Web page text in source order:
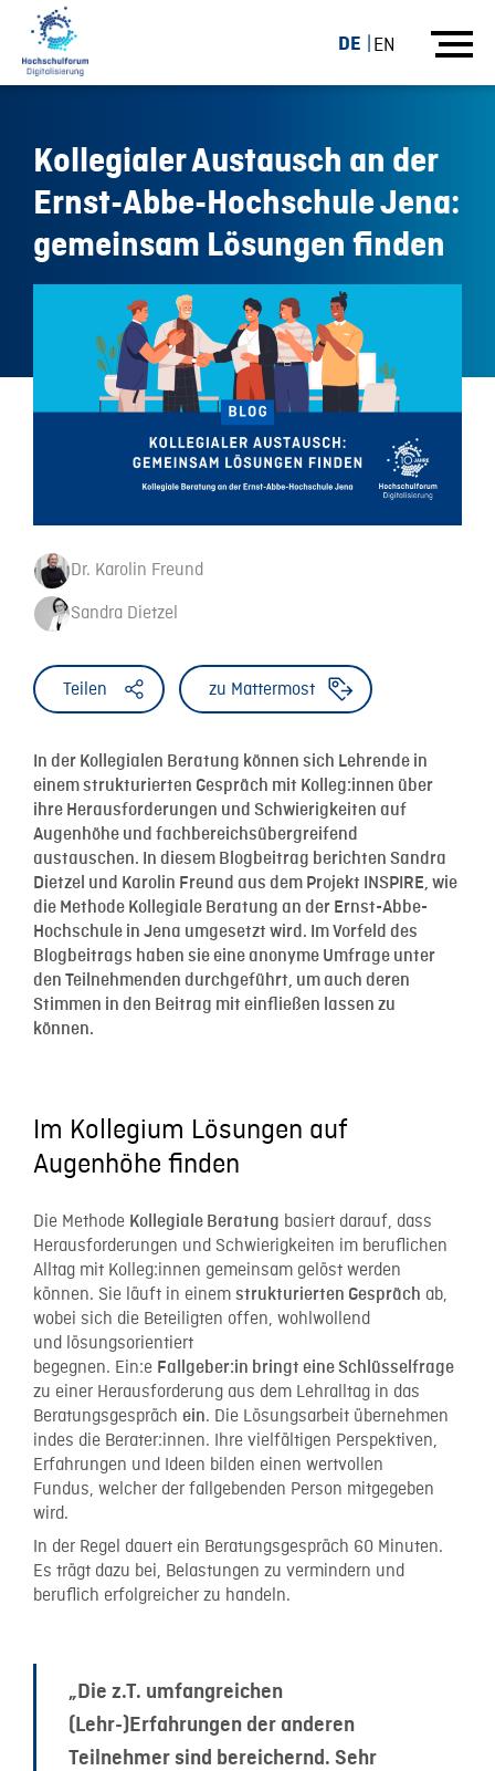
DE EN
Kollegialer Austausch an der
Ernst-Abbe-Hochschule Jena:
gemeinsam Lösungen finden
Dr. Karolin Freund
Sandra Dietzel
Teilen zu Mattermost
In der Kollegialen Beratung können sich Lehrende in
einem strukturierten Gespräch mit Kolleg:innen über
ihre Herausforderungen und Schwierigkeiten auf
Augenhöhe und fachbereichsübergreifend
austauschen. In diesem Blogbeitrag berichten Sandra
Dietzel und Karolin Freund aus dem Projekt INSPIRE, wie
die Methode Kollegiale Beratung an der Ernst-Abbe-
Hochschule in Jena umgesetzt wird. Im Vorfeld des
Blogbeitrags haben sie eine anonyme Umfrage unter
den Teilnehmenden durchgeführt, um auch deren
Stimmen in den Beitrag mit einfließen lassen zu
können.
Im Kollegium Lösungen auf
Augenhöhe finden
Die Methode Kollegiale Beratung basiert darauf, dass
Herausforderungen und Schwierigkeiten im beruflichen
Alltag mit Kolleg:innen gemeinsam gelöst werden
können. Sie läuft in einem strukturierten Gespräch ab,
wobei sich die Beteiligten offen, wohlwollend
und lösungsorientiert
begegnen. Ein:e Fallgeber:in bringt eine Schlüsselfrage
zu einer Herausforderung aus dem Lehralltag in das
Beratungsgespräch ein. Die Lösungsarbeit übernehmen
indes die Berater:innen. Ihre vielfältigen Perspektiven,
Erfahrungen und Ideen bilden einen wertvollen
Fundus, welcher der fallgebenden Person mitgegeben
wird.
In der Regel dauert ein Beratungsgespräch 60 Minuten.
Es trägt dazu bei, Belastungen zu vermindern und
beruflich erfolgreicher zu handeln.
„Die z.T. umfangreichen
(Lehr-)Erfahrungen der anderen
Teilnehmer sind bereichernd. Sehr